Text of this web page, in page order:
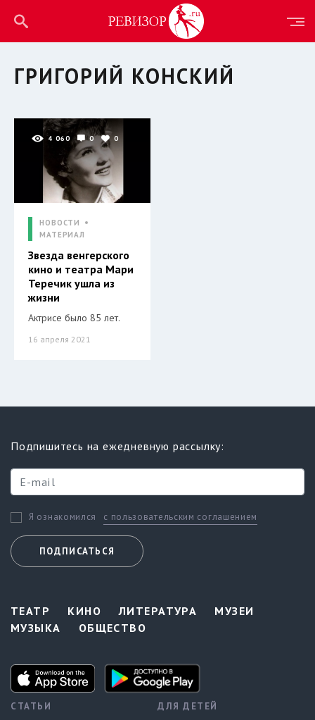
ГРИГОРИЙ КОНСКИЙ
4 060 0 0
НОВОСТИ
МАТЕРИАЛ
Звезда венгерского
кино и театра Мари
Теречик ушла из
жизни
Актрисе было 85 лет.
16 апреля 2021
Подпишитесь на ежедневную рассылку:
Я ознакомился с пользовательским соглашением
ПОДПИСАТЬСЯ
ТЕАТР КИНО ЛИТЕРАТУРА
МУЗЕИ
МУЗЫКА
ОБЩЕСТВО
СТАТЬИ
ДЛЯ ДЕТЕЙ